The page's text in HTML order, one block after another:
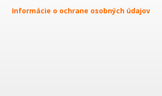
Informácie o ochrane osobných údajov